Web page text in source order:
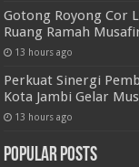
Gotong Royong Cor
Ruang Ramah
13 hours ago
Perkuat Sinergi
Kota Jambi Gelar
13 hours ago
Popular Posts